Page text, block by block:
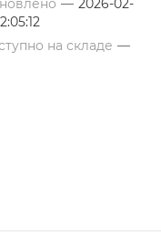
— 2026-02-
на складе —